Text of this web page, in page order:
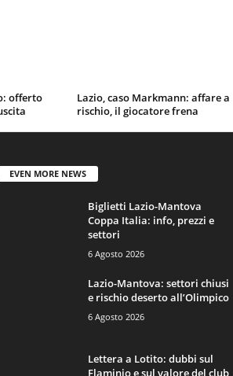
offerto
Lazio, caso Markmann: affare a
rischio, il giocatore frena
EVEN MORE NEWS
Biglietti Lazio-Mantova
Coppa Italia: info, prezzi e
settori
6 Agosto 2026
Lazio-Mantova: settori chiusi
e rischio deserto all’Olimpico
6 Agosto 2026
Lettera a Lotito: dubbi sul
Flaminio e sul valore del club